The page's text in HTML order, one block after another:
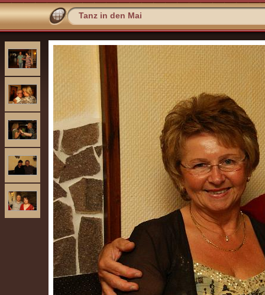
Tanz in den Mai